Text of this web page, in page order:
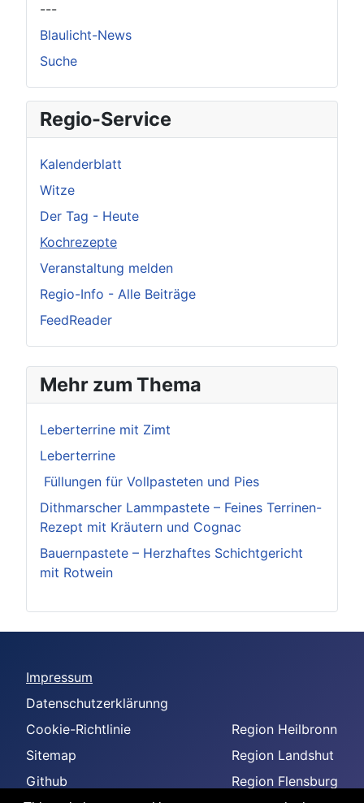
---
Blaulicht-News
Suche
Regio-Service
Kalenderblatt
Witze
Der Tag - Heute
Kochrezepte
Veranstaltung melden
Regio-Info - Alle Beiträge
FeedReader
Mehr zum Thema
Leberterrine mit Zimt
Leberterrine
Füllungen für Vollpasteten und Pies
Dithmarscher Lammpastete – Feines Terrinen-
Rezept mit Kräutern und Cognac
Bauernpastete – Herzhaftes Schichtgericht
mit Rotwein
Impressum
Datenschutzerklärunng
Cookie-Richtlinie
Sitemap
Github
Region Heilbronn
Region Landshut
Region Flensburg